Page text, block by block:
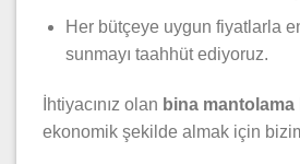
Her bütçeye uygun fiyatlarla
sunmayı taahhüt ediyoruz.
İhtiyacınız olan bina mantolama
ekonomik şekilde almak için